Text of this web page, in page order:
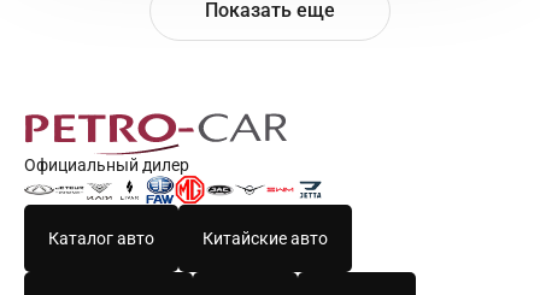
Показать еще
Официальный дилер
Каталог авто Китайские авто